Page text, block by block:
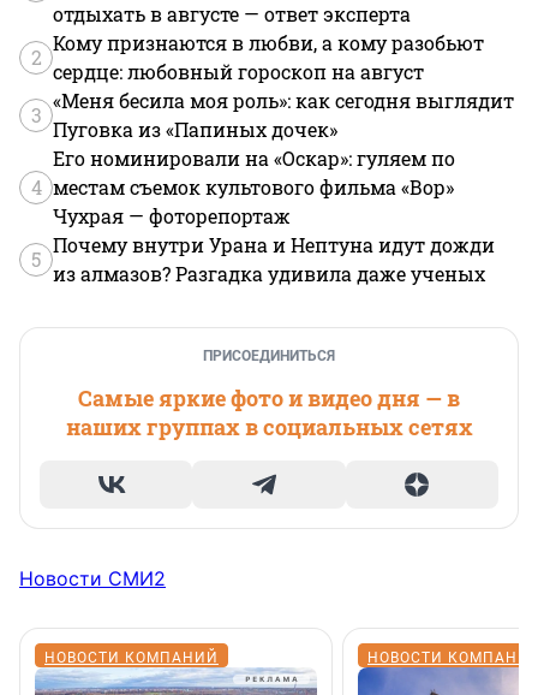
отдыхать в августе — ответ эксперта
2
Кому признаются в любви, а кому разобьют
сердце: любовный гороскоп на август
3
«Меня бесила моя роль»: как сегодня выглядит
Пуговка из «Папиных дочек»
4
Его номинировали на «Оскар»: гуляем по
местам съемок культового фильма «Вор»
Чухрая — фоторепортаж
5
Почему внутри Урана и Нептуна идут дожди
из алмазов? Разгадка удивила даже ученых
ПРИСОЕДИНИТЬСЯ
Самые яркие фото и видео дня — в
наших группах в социальных сетях
Новости СМИ2
НОВОСТИ КОМПАНИЙ НОВОСТИ